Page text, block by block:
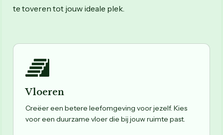
te toveren tot jouw ideale plek.
Vloeren
Creëer een betere leefomgeving voor jezelf. Kies
voor een duurzame vloer die bij jouw ruimte past.